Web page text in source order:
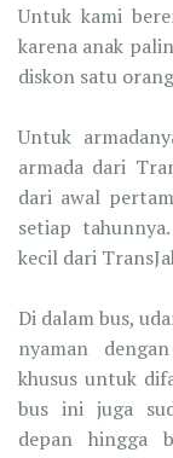
Untuk kami
karena anak
diskon satu
Untuk
armada dari
dari awal
setiap
kecil dari
Di dalam bus,
nyaman
khusus untuk
bus ini juga
depan hingga